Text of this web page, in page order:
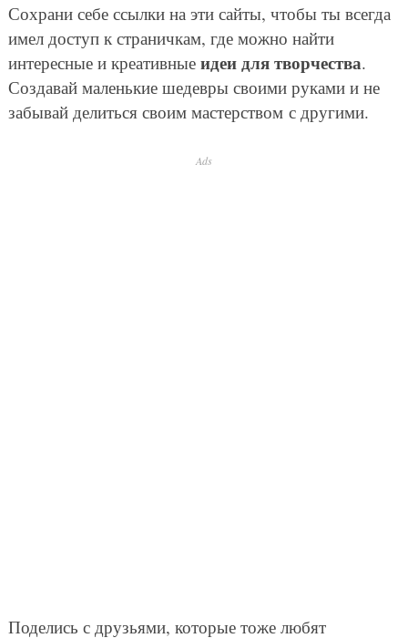
Сохрани себе ссылки на эти сайты, чтобы ты всегда
имел доступ к страничкам, где можно найти
интересные и креативные идеи для творчества.
Создавай маленькие шедевры своими руками и не
забывай делиться своим мастерством с другими.
Ads
Поделись с друзьями, которые тоже любят